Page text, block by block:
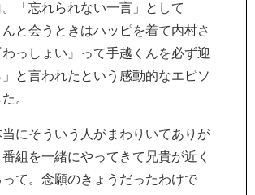
「忘れられない一言」として
んと会うときはハッピを着て内村さ
っしょい』って手越くんを必ず迎
」と言われたという感動的なエピソ
。
にそういう人がまわりいてありが
組を一緒にやってきて兄貴が近く
て。念願のきょうだったわけで